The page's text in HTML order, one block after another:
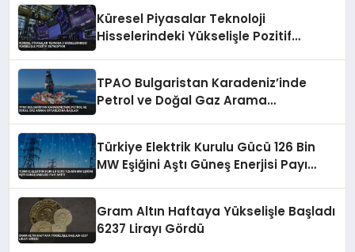
Küresel Piyasalar Teknoloji
Hisselerindeki Yükselişle Pozitif
TPAO Bulgaristan Karadeniz’inde
Petrol ve Doğal Gaz Arama
Türkiye Elektrik Kurulu Gücü 126 Bin
MW Eşiğini Aştı Güneş Enerjisi Payı
Gram Altın Haftaya Yükselişle Başladı
6237 Lirayı Gördü